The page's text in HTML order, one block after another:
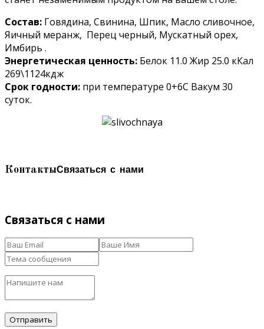
Состав: Говядина, Свинина, Шпик, Масло сливочное,
Яичный меранж, Перец черный, Мускатный орех,
Имбирь .
Энергетическая ценность: Белок 11.0 Жир 25.0 кКал
269\1124кдж
Срок годности: при температуре 0+6С Вакум 30
суток.
КонтактыСвязаться с нами
Связаться с нами